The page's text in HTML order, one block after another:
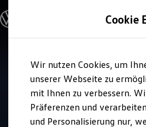
Hauptinhalt
springen
Footer
springen
Modelle und Konfigurator
Modelle vergleichen
Elektroautos
ENERGY Sondermodelle
Nutzfahrzeuge
SUV und CUV
Familienautos
Kombis
Service
Autohaus Wirtz
Top Kundenzufriedenheit
Cookie
Wir nutzen Cookies, um
unserer Webseite zu
mit Ihnen zu verbessern.
Präferenzen und
und Personalisierung nur,